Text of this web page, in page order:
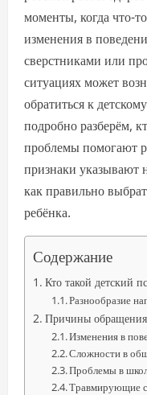
моменты, когда что-
изменения в
сверстниками или
ситуациях может
обратиться к
подробно разберём,
проблемы помогают
признаки указывают
как правильно
ребёнка.
Содержание
Кто такой детский
Разнообразие
Причины обращения
Изменения в
Сложности в
Проблемы в
Травмирующие